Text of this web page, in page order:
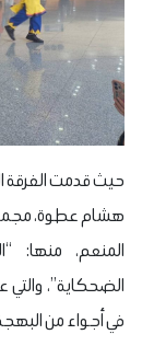
حيث قدمت الفرقة
هشام عطوة،
المنعم، منها:
الضحكاية”،
في أجواء من